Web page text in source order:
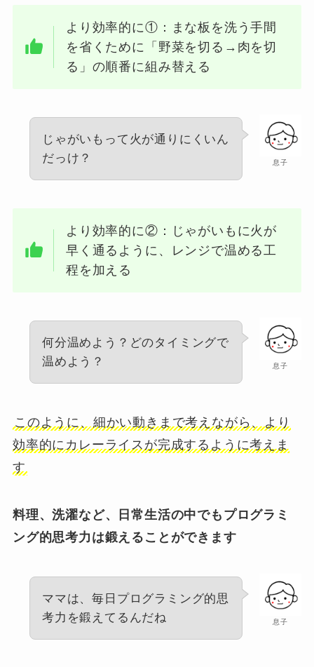
より効率的に①：まな板を洗う手間
を省くために「野菜を切る→肉を切
る」の順番に組み替える
息子
じゃがいもって火が通りにくいん
だっけ？
より効率的に②：じゃがいもに火が
早く通るように、レンジで温める工
程を加える
息子
何分温めよう？どのタイミングで
温めよう？
このように、細かい動きまで考えながら、より
効率的にカレーライスが完成するように考えま
す
料理、洗濯など、日常生活の中でもプログラミ
ング的思考力は鍛えることができます
息子
ママは、毎日プログラミング的思
考力を鍛えてるんだね